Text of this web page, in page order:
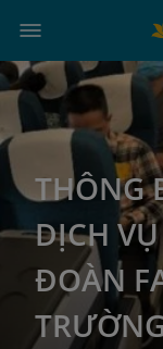
THÔNG
DỊCH
ĐOÀN